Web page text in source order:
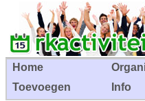
Home
Toevoegen
Info